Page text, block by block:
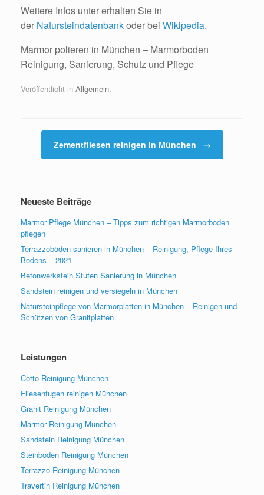
Weitere Infos unter erhalten Sie in
der Natursteindatenbankoder bei Wikipedia.
Marmor polieren in München – Marmorboden
Reinigung, Sanierung, Schutz und Pflege
Veröffentlicht in Allgemein.
Zementfliesen reinigen in München →
Neueste Beiträge
Marmor Pflege München – Tipps zum richtigen Marmorboden
pflegen
Terrazzoböden sanieren in München – Reinigung, Pflege Ihres
Bodens – 2021
Betonwerkstein Stufen Sanierung in München
Sandstein reinigen und versiegeln in München
Natursteinpflege von Marmorplatten in München – Reinigen und
Schützen von Granitplatten
Leistungen
Cotto Reinigung München
Fliesenfugen reinigen München
Granit Reinigung München
Marmor Reinigung München
Sandstein Reinigung München
Steinboden Reinigung München
Terrazzo Reinigung München
Travertin Reinigung München